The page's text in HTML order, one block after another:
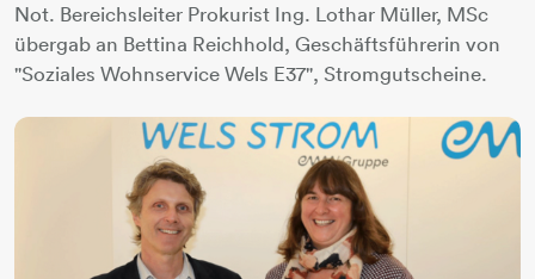
Not. Bereichsleiter Prokurist Ing. Lothar Müller, MSc
übergab an Bettina Reichhold, Geschäftsführerin von
"Soziales Wohnservice Wels E37", Stromgutscheine.